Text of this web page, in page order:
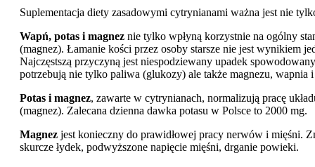
Suplementacja diety zasadowymi cytrynianami ważna jest nie
Wapń, potas i magnez nie tylko wpłyną korzystnie na ogólny
(magnez). Łamanie kości przez osoby starsze nie jest wynikiem
Najczęstszą przyczyną jest niespodziewany upadek
potrzebują nie tylko paliwa (glukozy) ale także magnezu, wapnia
Potas i magnez, zawarte w cytrynianach, normalizują pracę
(magnez). Zalecana dzienna dawka potasu w Polsce to 2000 mg.
Magnez jest konieczny do prawidłowej pracy nerwów i mięśni.
skurcze łydek, podwyższone napięcie mięśni, drganie powieki.